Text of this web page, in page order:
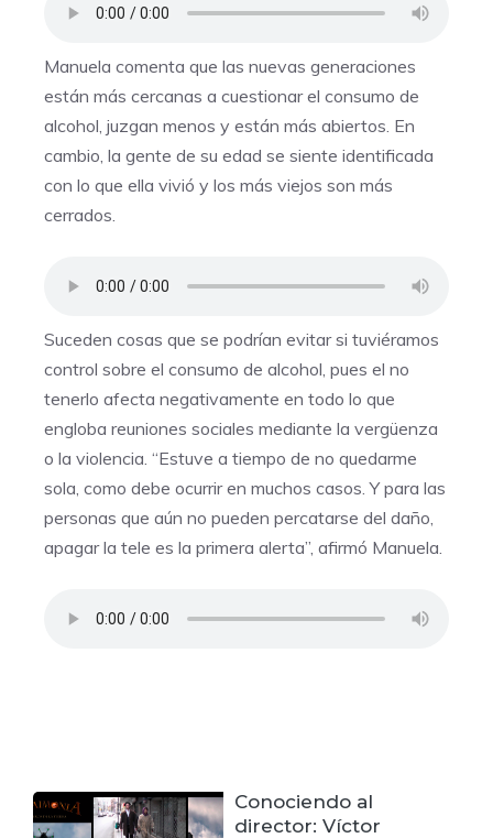
Manuela comenta que las nuevas generaciones
están más cercanas a cuestionar el consumo de
alcohol, juzgan menos y están más abiertos. En
cambio, la gente de su edad se siente identificada
con lo que ella vivió y los más viejos son más
cerrados.
Suceden cosas que se podrían evitar si tuviéramos
control sobre el consumo de alcohol, pues el no
tenerlo afecta negativamente en todo lo que
engloba reuniones sociales mediante la vergüenza
o la violencia. “Estuve a tiempo de no quedarme
sola, como debe ocurrir en muchos casos. Y para las
personas que aún no pueden percatarse del daño,
apagar la tele es la primera alerta”, afirmó Manuela.
Conociendo al
director: Víctor